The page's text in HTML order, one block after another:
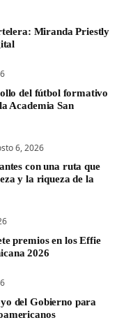
Miranda Priestly
del fútbol formativo
Academia San
6, 2026
con una ruta que
y la riqueza de la
premios en los Effie
2026
del Gobierno para